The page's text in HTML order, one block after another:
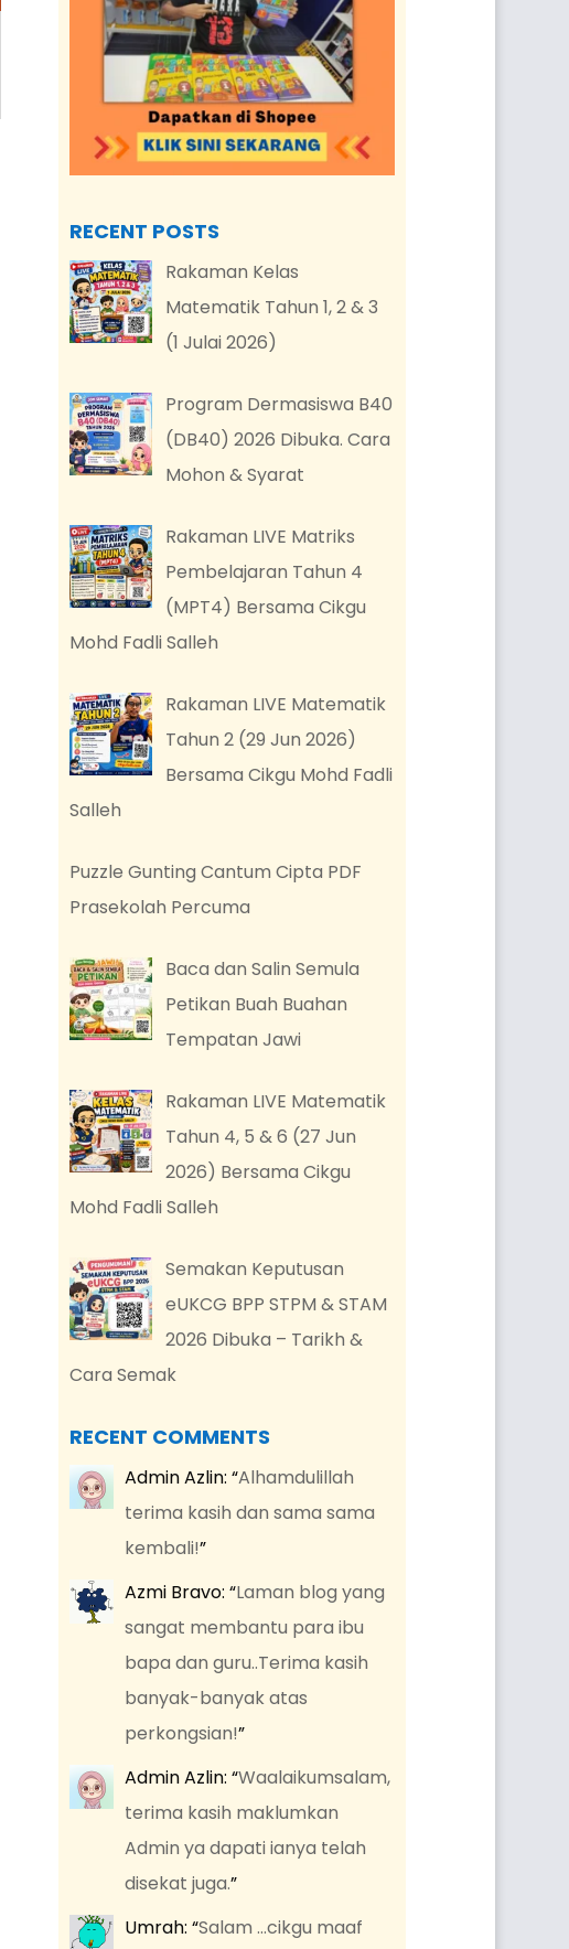
RECENT POSTS
Rakaman Kelas
Matematik Tahun 1, 2 & 3
(1 Julai 2026)
Program Dermasiswa B40
(DB40) 2026 Dibuka. Cara
Mohon & Syarat
Rakaman LIVE Matriks
Pembelajaran Tahun 4
(MPT4) Bersama Cikgu
Mohd Fadli Salleh
Rakaman LIVE Matematik
Tahun 2 (29 Jun 2026)
Bersama Cikgu Mohd Fadli
Salleh
Puzzle Gunting Cantum Cipta PDF
Prasekolah Percuma
Baca dan Salin Semula
Petikan Buah Buahan
Tempatan Jawi
Rakaman LIVE Matematik
Tahun 4, 5 & 6 (27 Jun
2026) Bersama Cikgu
Mohd Fadli Salleh
Semakan Keputusan
eUKCG BPP STPM & STAM
2026 Dibuka – Tarikh &
Cara Semak
RECENT COMMENTS
Admin Azlin: “Alhamdulillah
terima kasih dan sama sama
kembali!”
Azmi Bravo: “Laman blog yang
sangat membantu para ibu
bapa dan guru..Terima kasih
banyak-banyak atas
perkongsian!”
Admin Azlin: “Waalaikumsalam,
terima kasih maklumkan
Admin ya dapati ianya telah
disekat juga.”
Umrah: “Salam …cikgu maaf